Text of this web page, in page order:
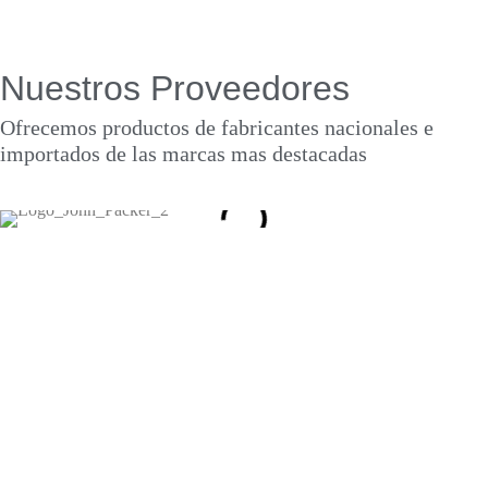
Nuestros Proveedores
Ofrecemos productos de fabricantes nacionales e
importados de las marcas mas destacadas